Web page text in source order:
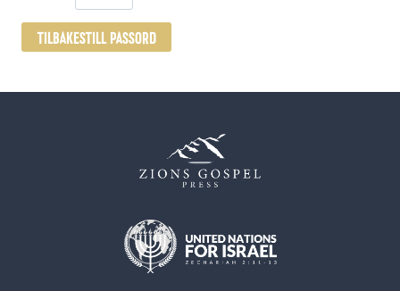
TILBAKESTILL PASSORD